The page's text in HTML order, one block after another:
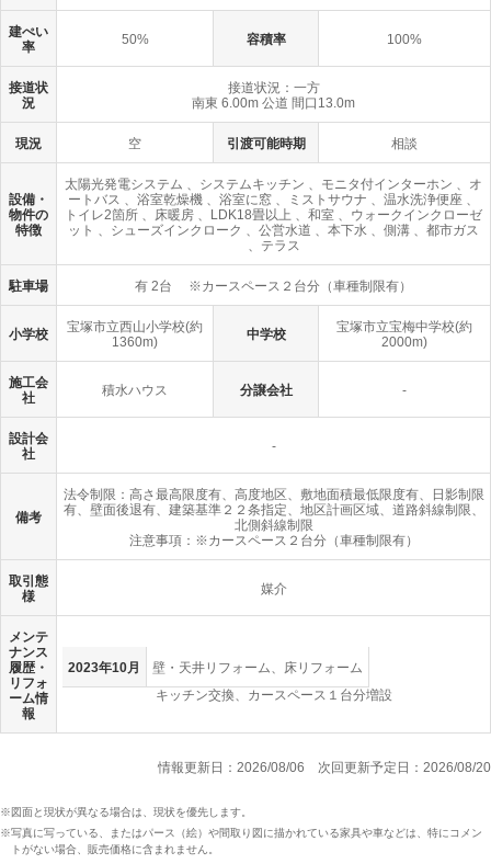
建ぺい
率
50% 容積率 100%
接道状
況
接道状況：一方
南東 6.00m 公道 間口13.0m
現況 空 引渡可能時期 相談
設備・
物件の
特徴
太陽光発電システム 、システムキッチン 、モニタ付インターホン 、オ
ートバス 、浴室乾燥機 、浴室に窓 、ミストサウナ 、温水洗浄便座 、
トイレ2箇所 、床暖房 、LDK18畳以上 、和室 、ウォークインクローゼ
ット 、シューズインクローク 、公営水道 、本下水 、側溝 、都市ガス
、テラス
駐車場 有 2台 ※カースペース２台分（車種制限有）
小学校
宝塚市立西山小学校(約
1360m)
中学校
宝塚市立宝梅中学校(約
2000m)
施工会
社
積水ハウス 分譲会社 -
設計会
社
-
備考
法令制限：高さ最高限度有、高度地区、敷地面積最低限度有、日影制限
有、壁面後退有、建築基準２２条指定、地区計画区域、道路斜線制限、
北側斜線制限
注意事項：※カースペース２台分（車種制限有）
取引態
様
媒介
メンテ
ナンス
履歴・
リフォ
ーム情
報
2023年10月
壁・天井リフォーム、床リフォーム
キッチン交換、カースペース１台分増設
情報更新日：2026/08/06 次回更新予定日：2026/08/20
※図面と現状が異なる場合は、現状を優先します。
※写真に写っている、またはパース（絵）や間取り図に描かれている家具や車などは、特にコメン
トがない場合、販売価格に含まれません。